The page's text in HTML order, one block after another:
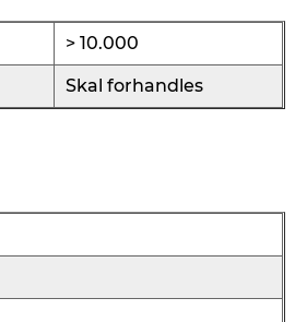
> 10.000
Skal forhandles